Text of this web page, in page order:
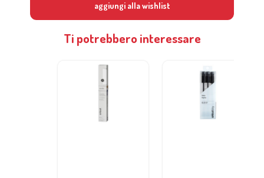
aggiungi alla wishlist
Ti potrebbero interessare